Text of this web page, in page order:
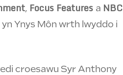
, Focus Features a NBC
Ynys Môn wrth lwyddo i
croesawu Syr Anthony